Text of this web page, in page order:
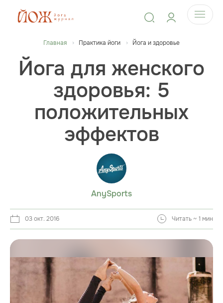
Главная Практика йоги Йога и здоровье
Йога для женского
здоровья: 5
положительных
эффектов
AnySports
03 окт. 2016 Читать ~ 1 мин